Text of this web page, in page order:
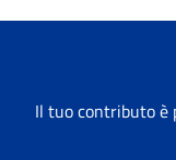
Il tuo contributo è